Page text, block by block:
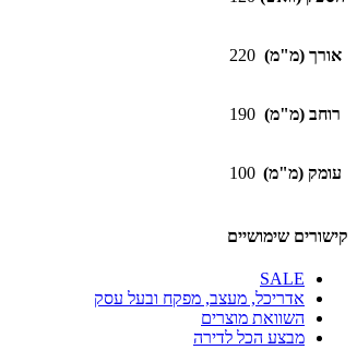
אורך (מ"מ) 220
רוחב (מ"מ) 190
עומק (מ"מ) 100
קישורים שימושיים
SALE
אדריכל, מעצב, מפקח ובעל עסק
השוואת מוצרים
מבצע הכל לדירה